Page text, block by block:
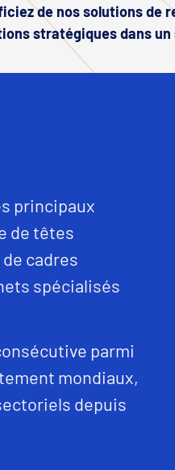
de nos solutions de
stratégiques dans
principaux
de têtes
cadres
spécialisés
parmi
mondiaux,
depuis